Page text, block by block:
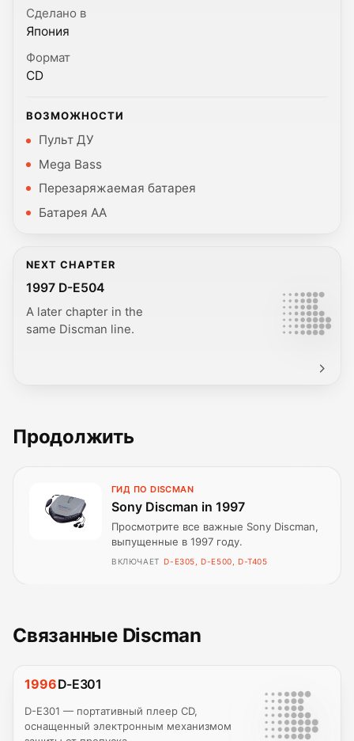
Сделано в
Япония
Формат
CD
ВОЗМОЖНОСТИ
Пульт ДУ
Mega Bass
Перезаряжаемая батарея
Батарея AA
NEXT CHAPTER
1997 D-E504
A later chapter in the
same Discman line.
Продолжить
ГИД ПО DISCMAN
Sony Discman in 1997
Просмотрите все важные Sony Discman,
выпущенные в 1997 году.
ВКЛЮЧАЕТ D-E305, D-E500, D-T405
Связанные Discman
1996D-E301
D-E301 — портативный плеер CD,
оснащенный электронным механизмом